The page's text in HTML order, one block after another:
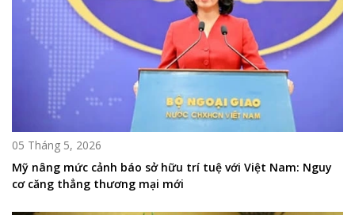
05 Tháng 5, 2026
Mỹ nâng mức cảnh báo sở hữu trí tuệ với Việt Nam: Nguy
cơ căng thẳng thương mại mới